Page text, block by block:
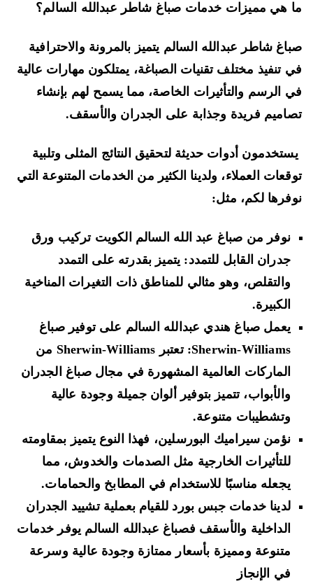
هي مميزات خدمات صباغ شاطر عبدالله السالم؟
شاطر عبدالله السالم يتميز بالمرونة والاحترافية
تنفيذ مختلف تقنيات الصباغة، يمتلكون مهارات عالية
الرسم والتأثيرات الخاصة، مما يسمح لهم بإنشاء
فريدة وجذابة على الجدران والأسقف.
أدوات حديثة لتحقيق النتائج المثلى وتلبية
العملاء، ولدينا الكثير من الخدمات المتنوعة التي
لكم، مثل:
نوفر من صباغ عبد الله السالم الكويت تركيب ورق
جدران القابل للتمدد: يتميز بقدرته على التمدد
والتقلص، وهو مثالي للمناطق ذات التغيرات المناخية
الكبيرة.
يعمل صباغ هندي عبدالله السالم على توفير صباغ
Sherwin-Williams: تعتبر Sherwin-Williams من
الماركات العالمية المشهورة في مجال صباغ الجدران
والأبواب، تتميز بتوفير ألوان جميلة وجودة عالية
وتشطيبات متنوعة.
نؤمن سيراميك البورسلين، فهذا النوع يتميز بمقاومته
للتأثيرات الخارجية مثل الصدمات والخدوش، مما
يجعله مناسبًا للاستخدام في المطابخ والحمامات.
لدينا خدمات جبس بورد للقيام بعملية تشييد الجدران
الداخلية والأسقف فصباغ عبدالله السالم يوفر خدمات
متنوعة ومميزة بأسعار ممتازة وجودة عالية وسرعة
في الإنجاز